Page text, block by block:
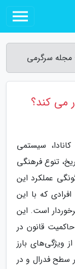
مجله سرگرمی
می کند؟
سیستمی
تنوع فرهنگی
عملکرد این
که با این
است. این
قانون در
ویژگی‌های بارز
سطح فدرال و در